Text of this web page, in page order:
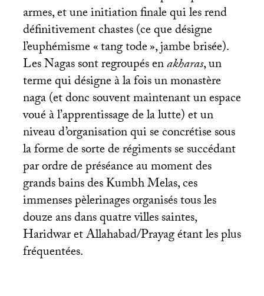
armes, et une initiation finale qui les rend
définitivement chastes (ce que désigne
l’euphémisme «tang tode», jambe brisée).
Les Nagas sont regroupés enakharas, un
terme qui désigne à la fois un monastère
naga (et donc souvent maintenant un espace
voué à l’apprentissage de la lutte) et un
niveau d’organisation qui se concrétise sous
la forme de sorte de régiments se succédant
par ordre de préséance au moment des
grands bains des Kumbh Melas, ces
immenses pèlerinages organisés tous les
douze ans dans quatre villes saintes,
Haridwar et Allahabad/Prayag étant les plus
fréquentées.